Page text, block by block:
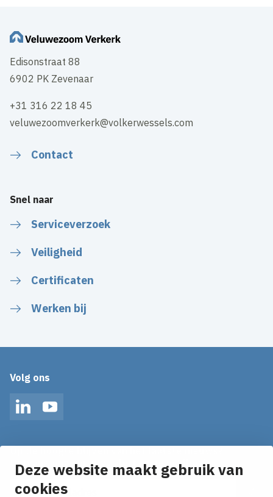
Deze website maakt gebruik van
cookies
Edisonstraat 88
6902 PK Zevenaar
+31 316 22 18 45
veluwezoomverkerk@volkerwessels.com
Contact
Snel naar
Serviceverzoek
Veiligheid
Certificaten
Werken bij
Volg ons
LinkedInYouTube
Ontvang onze nieuws alerts in je mailbox!
E-mailadres